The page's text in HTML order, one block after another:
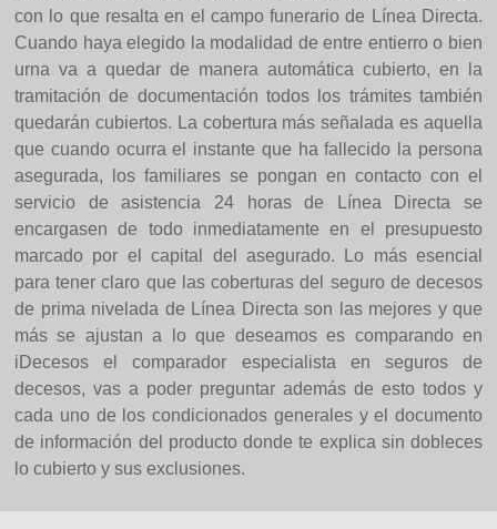
con lo que resalta en el campo funerario de Línea Directa.
Cuando haya elegido la modalidad de entre entierro o bien
urna va a quedar de manera automática cubierto, en la
tramitación de documentación todos los trámites también
quedarán cubiertos. La cobertura más señalada es aquella
que cuando ocurra el instante que ha fallecido la persona
asegurada, los familiares se pongan en contacto con el
servicio de asistencia 24 horas de Línea Directa se
encargasen de todo inmediatamente en el presupuesto
marcado por el capital del asegurado. Lo más esencial
para tener claro que las coberturas del seguro de decesos
de prima nivelada de Línea Directa son las mejores y que
más se ajustan a lo que deseamos es comparando en
iDecesos el comparador especialista en seguros de
decesos, vas a poder preguntar además de esto todos y
cada uno de los condicionados generales y el documento
de información del producto donde te explica sin dobleces
lo cubierto y sus exclusiones.